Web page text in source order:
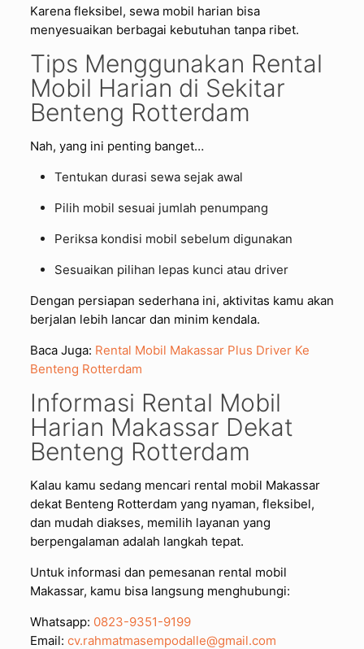
Karena fleksibel, sewa mobil harian bisa
menyesuaikan berbagai kebutuhan tanpa ribet.
Tips Menggunakan Rental
Mobil Harian di Sekitar
Benteng Rotterdam
Nah, yang ini penting banget…
Tentukan durasi sewa sejak awal
Pilih mobil sesuai jumlah penumpang
Periksa kondisi mobil sebelum digunakan
Sesuaikan pilihan lepas kunci atau driver
Dengan persiapan sederhana ini, aktivitas kamu akan
berjalan lebih lancar dan minim kendala.
Baca Juga: Rental Mobil Makassar Plus Driver Ke
Benteng Rotterdam
Informasi Rental Mobil
Harian Makassar Dekat
Benteng Rotterdam
Kalau kamu sedang mencari rental mobil Makassar
dekat Benteng Rotterdam yang nyaman, fleksibel,
dan mudah diakses, memilih layanan yang
berpengalaman adalah langkah tepat.
Untuk informasi dan pemesanan rental mobil
Makassar, kamu bisa langsung menghubungi:
Whatsapp: 0823-9351-9199
Email: cv.rahmatmasempodalle@gmail.com